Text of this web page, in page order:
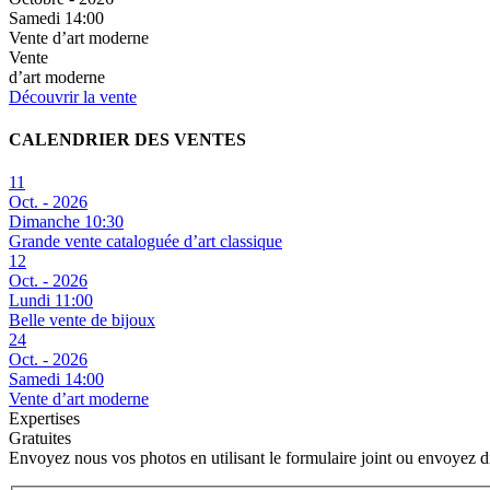
Samedi 14:00
Vente d’art moderne
Vente
d’art moderne
Découvrir la vente
CALENDRIER DES VENTES
11
Oct. - 2026
Dimanche 10:30
Grande vente cataloguée d’art classique
12
Oct. - 2026
Lundi 11:00
Belle vente de bijoux
24
Oct. - 2026
Samedi 14:00
Vente d’art moderne
Expertises
Gratuites
Envoyez nous vos photos en utilisant le formulaire joint ou envoyez